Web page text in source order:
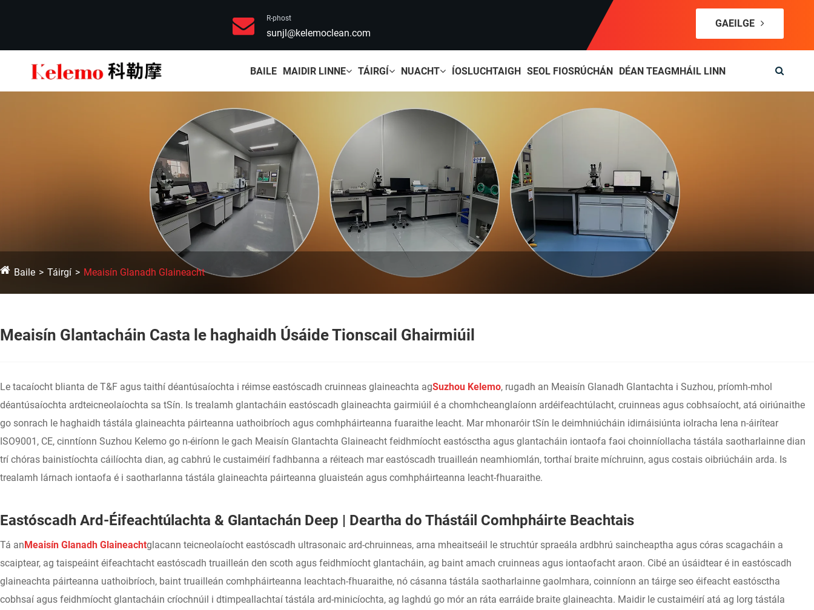
R-phost
sunjl@kelemoclean.com
GAEILGE
BAILE MAIDIR LINNE TÁIRGÍ NUACHT ÍOSLUCHTAIGH SEOL FIOSRÚCHÁN DÉAN TEAGMHÁIL LINN
Baile Táirgí Meaisín Glanadh Glaineacht
Meaisín Glantacháin Casta le haghaidh Úsáide Tionscail Ghairmiúil
Le tacaíocht blianta de T&F agus taithí déantúsaíochta i réimse eastóscadh cruinneas glaineachta agSuzhou Kelemo, rugadh an Meaisín Glanadh Glantachta i Suzhou, príomh-mhol
déantúsaíochta ardteicneolaíochta sa tSín. Is trealamh glantacháin eastóscadh glaineachta gairmiúil é a chomhcheanglaíonn ardéifeachtúlacht, cruinneas agus cobhsaíocht, atá oiriúnaithe
go sonrach le haghaidh tástála glaineachta páirteanna uathoibríoch agus comhpháirteanna fuaraithe leacht. Mar mhonaróir tSín le deimhniúcháin idirnáisiúnta iolracha lena n-áirítear
ISO9001, CE, cinntíonn Suzhou Kelemo go n-éiríonn le gach Meaisín Glantachta Glaineacht feidhmíocht eastósctha agus glantacháin iontaofa faoi choinníollacha tástála saotharlainne dian
trí chóras bainistíochta cáilíochta dian, ag cabhrú le custaiméirí fadhbanna a réiteach mar eastóscadh truailleán neamhiomlán, torthaí braite míchruinn, agus costais oibriúcháin arda. Is
trealamh lárnach iontaofa é i saotharlanna tástála glaineachta páirteanna gluaisteán agus comhpháirteanna leacht-fhuaraithe.
Eastóscadh Ard-Éifeachtúlachta & Glantachán Deep | Deartha do Thástáil Comhpháirte Beachtais
Tá an Meaisín Glanadh Glaineachtglacann teicneolaíocht eastóscadh ultrasonaic ard-chruinneas, arna mheaitseáil le struchtúr spraeála ardbhrú saincheaptha agus córas scagacháin a
scaiptear, ag taispeáint éifeachtacht eastóscadh truailleán den scoth agus feidhmíocht glantacháin, ag baint amach cruinneas agus iontaofacht araon. Cibé an úsáidtear é in eastóscadh
glaineachta páirteanna uathoibríoch, baint truailleán comhpháirteanna leachtach-fhuaraithe, nó cásanna tástála saotharlainne gaolmhara, coinníonn an táirge seo éifeacht eastósctha
cobhsaí agus feidhmíocht glantacháin críochnúil i dtimpeallachtaí tástála ard-minicíochta, ag laghdú go mór an ráta earráide braite glaineachta. Maidir le custaiméirí atá ag lorg tástála